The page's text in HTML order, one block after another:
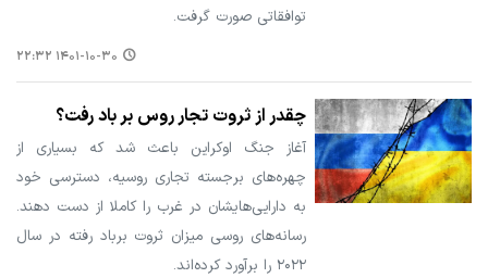
توافقاتی صورت گرفت.
۱۴۰۱-۱۰-۳۰ ۲۲:۳۲
چقدر از ثروت تجار روس بر باد رفت؟
آغاز جنگ اوکراین باعث شد که بسیاری از
چهره‌های برجسته تجاری روسیه، دسترسی خود
به دارایی‌هایشان در غرب را کاملا از دست دهند.
رسانه‌های روسی میزان ثروت برباد رفته در سال
۲۰۲۲ را برآورد کرده‌اند.